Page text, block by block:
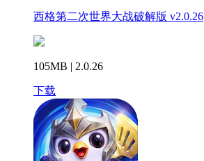
西格第二次世界大战破解版 v2.0.26
105MB | 2.0.26
下载